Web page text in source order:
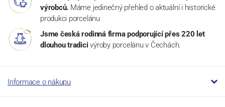
výrobců. Máme jedinečný přehled o aktuální i historické
produkci porcelánu
Jsme česká rodinná firma podporující přes 220 let
dlouhou tradici výroby porcelánu v Čechách.
Informace o nákupu